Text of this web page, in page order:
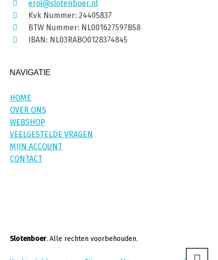
erol@slotenboer.nl
Kvk Nummer: 24405837
BTW Nummer: NL001627597B58
IBAN: NL03RABO0128374845
NAVIGATIE
HOME
OVER ONS
WEBSHOP
VEELGESTELDE VRAGEN
MIJN ACCOUNT
CONTACT
Slotenboer. Alle rechten voorbehouden.